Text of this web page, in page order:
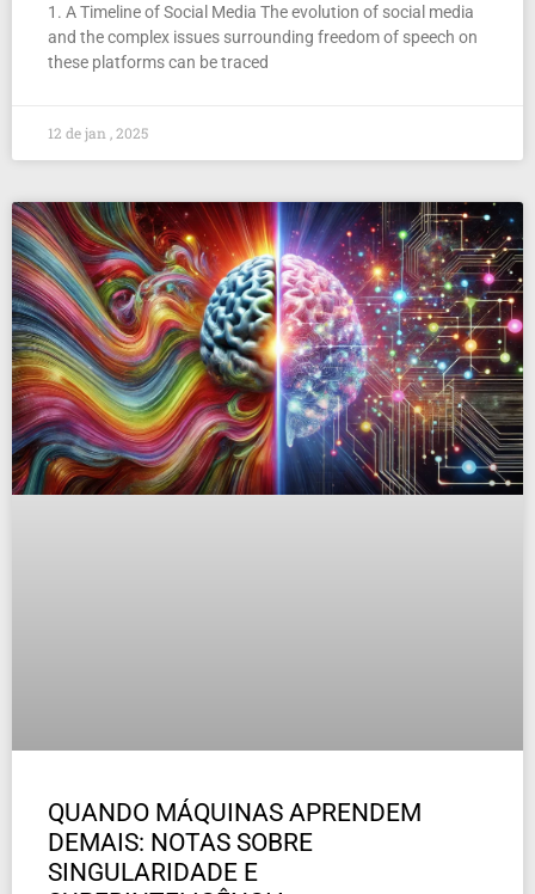
1. A Timeline of Social Media The evolution of social media
and the complex issues surrounding freedom of speech on
these platforms can be traced
12 de jan , 2025
QUANDO MÁQUINAS APRENDEM
DEMAIS: NOTAS SOBRE
SINGULARIDADE E